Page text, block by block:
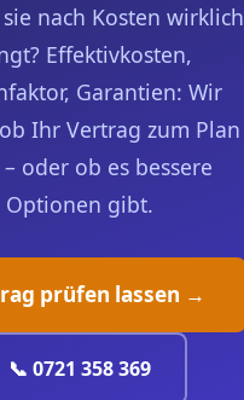
sie nach Kosten wirklich
Effektivkosten,
Garantien: Wir
Ihr Vertrag zum Plan
– oder ob es bessere
Optionen gibt.
prüfen lassen →
📞 0721 358 369